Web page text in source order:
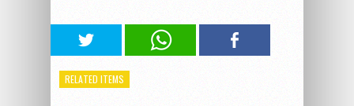
RELATED ITEMS